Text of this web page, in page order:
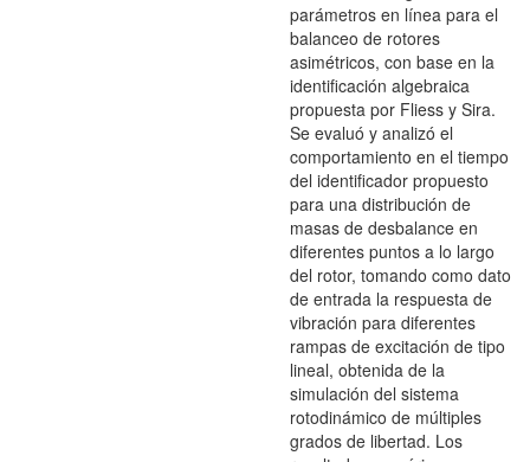
parámetros en línea para el
balanceo de rotores
asimétricos, con base en la
identificación algebraica
propuesta por Fliess y Sira.
Se evaluó y analizó el
comportamiento en el tiempo
del identificador propuesto
para una distribución de
masas de desbalance en
diferentes puntos a lo largo
del rotor, tomando como dato
de entrada la respuesta de
vibración para diferentes
rampas de excitación de tipo
lineal, obtenida de la
simulación del sistema
rotodinámico de múltiples
grados de libertad. Los